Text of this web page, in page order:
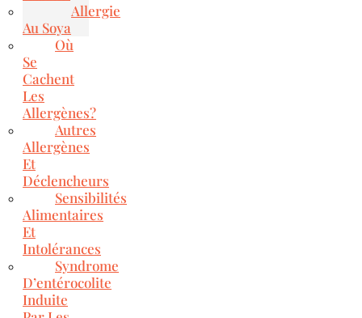
Allergie
Au Soya
Où
Se
Cachent
Les
Allergènes?
Autres
Allergènes
Et
Déclencheurs
Sensibilités
Alimentaires
Et
Intolérances
Syndrome
D’entérocolite
Induite